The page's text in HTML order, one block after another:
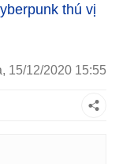
thú vị
15/12/2020 15:55